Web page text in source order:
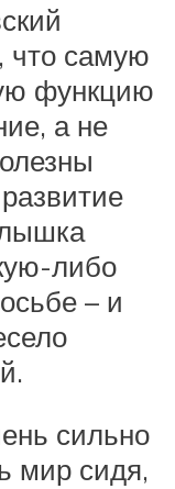
что самую
функцию
а не
либо
– и
сильно
мир сидя,